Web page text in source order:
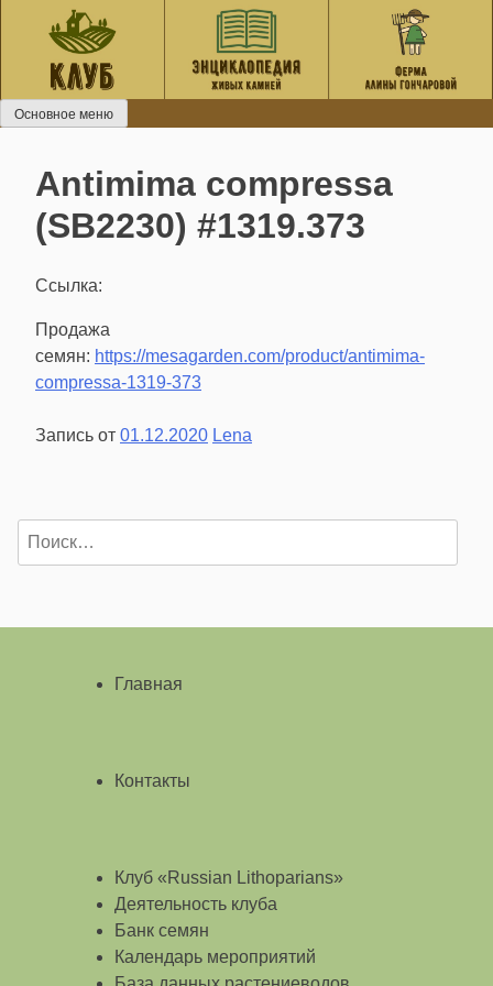
содержанию
Основное меню
Antimima compressa
(SB2230) #1319.373
Ссылка:
Продажа
семян: https://mesagarden.com/product/antimima-
compressa-1319-373
Запись от 01.12.2020 Lena
Найти:
Главная
Контакты
Клуб «Russian Lithoparians»
Деятельность клуба
Банк семян
Календарь мероприятий